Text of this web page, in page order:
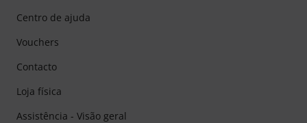
Centro de ajuda
Vouchers
Contacto
Loja física
Assistência - Visão geral